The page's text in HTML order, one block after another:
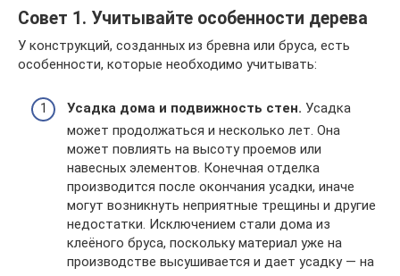
Совет 1. Учитывайте особенности дерева
У конструкций, созданных из бревна или бруса, есть
особенности, которые необходимо учитывать:
Усадка дома и подвижность стен. Усадка
может продолжаться и несколько лет. Она
может повлиять на высоту проемов или
навесных элементов. Конечная отделка
производится после окончания усадки, иначе
могут возникнуть неприятные трещины и другие
недостатки. Исключением стали дома из
клеёного бруса, поскольку материал уже на
производстве высушивается и дает усадку — на